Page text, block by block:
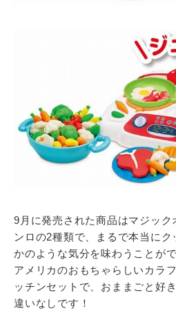
9月に発売された商品はマジック
ンロの2種類で、まるで本当に
かのような気分を味わうことが
アメリカのおもちゃらしいカラ
ッチンセットで、おままごと好
違いなしです！